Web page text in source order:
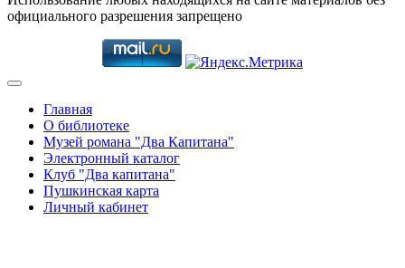
официального разрешения запрещено
Главная
О библиотеке
Музей романа "Два Капитана"
Электронный каталог
Клуб "Два капитана"
Пушкинская карта
Личный кабинет